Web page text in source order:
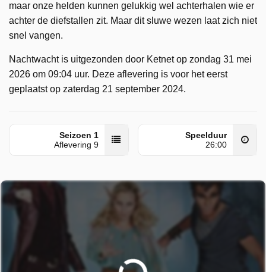
maar onze helden kunnen gelukkig wel achterhalen wie er
achter de diefstallen zit. Maar dit sluwe wezen laat zich niet
snel vangen.
Nachtwacht is uitgezonden door Ketnet op zondag 31 mei
2026 om 09:04 uur. Deze aflevering is voor het eerst
geplaatst op zaterdag 21 september 2024.
Seizoen 1
Aflevering 9
Speelduur
26:00